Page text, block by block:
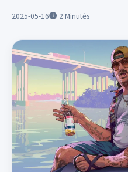
2025-05-16 2Minutės